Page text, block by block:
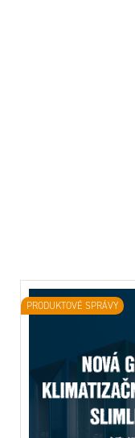
PRODUKTOVÉ SPRÁVY